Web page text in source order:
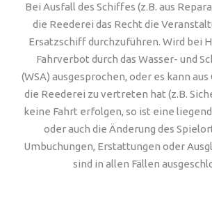
Bei Ausfall des Schiffes (z.B. aus
die Reederei das Recht die
Ersatzschiff durchzuführen. Wird bei
Fahrverbot durch das Wasser- und
(WSA) ausgesprochen, oder es kann
die Reederei zu vertreten hat (z.B.
keine Fahrt erfolgen, so ist eine
oder auch die Änderung des
Umbuchungen, Erstattungen oder
sind in allen Fällen